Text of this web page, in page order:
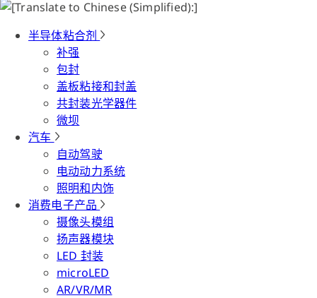
半导体粘合剂
补强
包封
盖板粘接和封盖
共封装光学器件
微坝
汽车
自动驾驶
电动动力系统
照明和内饰
消费电子产品
摄像头模组
扬声器模块
LED 封装
microLED
AR/VR/MR